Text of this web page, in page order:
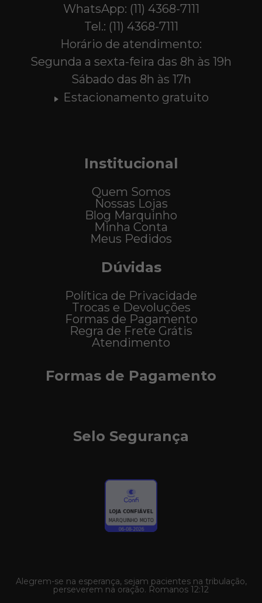
WhatsApp: (11) 4368-7111
Tel.: (11) 4368-7111
Horário de atendimento:
Segunda a sexta-feira das 8h às 19h
Sábado das 8h às 17h
Estacionamento gratuito
Institucional
Quem Somos
Nossas Lojas
Blog Marquinho
Minha Conta
Meus Pedidos
Dúvidas
Política de Privacidade
Trocas e Devoluções
Formas de Pagamento
Regra de Frete Grátis
Atendimento
Formas de Pagamento
Selo Segurança
Alegrem-se na esperança, sejam pacientes na tribulação,
perseverem na oração. Romanos 12:12